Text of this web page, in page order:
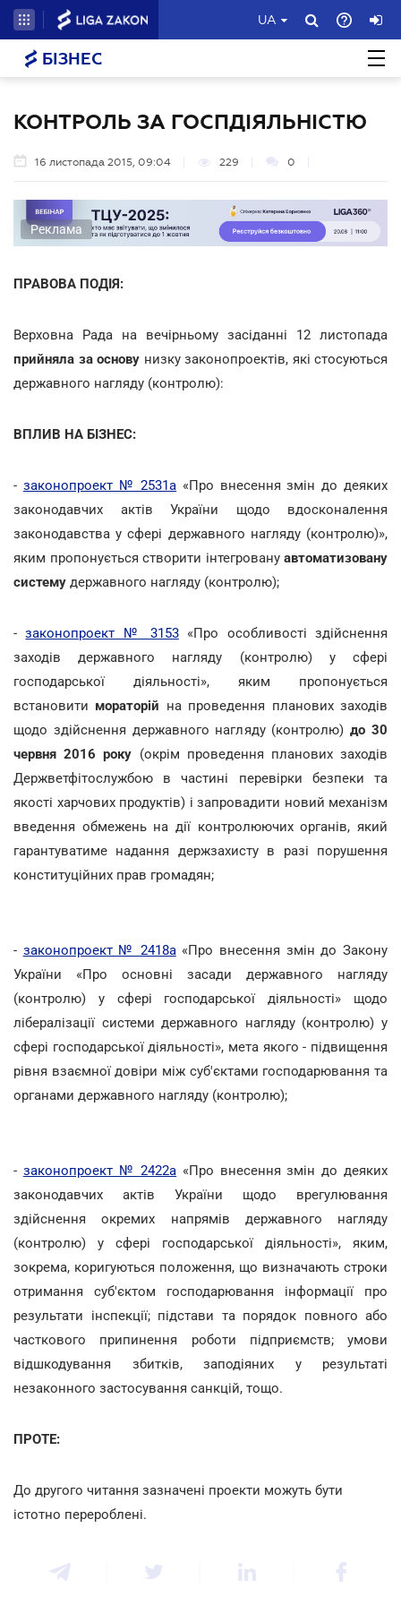
UA
БІЗНЕС
КОНТРОЛЬ ЗА ГОСПДІЯЛЬНІСТЮ
16 листопада 2015, 09:04 229 0
Реклама
ПРАВОВА ПОДІЯ:
Верховна Рада на вечірньому засіданні 12 листопада
прийняла за основу низку законопроектів, які стосуються
державного нагляду (контролю):
ВПЛИВ НА БІЗНЕС:
- законопроект № 2531а «Про внесення змін до деяких
законодавчих актів України щодо вдосконалення
законодавства у сфері державного нагляду (контролю)»,
яким пропонується створити інтегровану автоматизовану
систему державного нагляду (контролю);
-законопроект № 3153«Про особливості здійснення
заходів державного нагляду (контролю) у сфері
господарської діяльності», яким пропонується
встановити мораторій на проведення планових заходів
щодо здійснення державного нагляду (контролю) до 30
червня 2016 року (окрім проведення планових заходів
Держветфітослужбою в частині перевірки безпеки та
якості харчових продуктів) і запровадити новий механізм
введення обмежень на дії контролюючих органів, який
гарантуватиме надання держзахисту в разі порушення
конституційних прав громадян;
- законопроект № 2418а«Про внесення змін до Закону
України «Про основні засади державного нагляду
(контролю) у сфері господарської діяльності» щодо
лібералізації системи державного нагляду (контролю) у
сфері господарської діяльності», мета якого - підвищення
рівня взаємної довіри між суб'єктами господарювання та
органами державного нагляду (контролю);
- законопроект № 2422а «Про внесення змін до деяких
законодавчих актів України щодо врегулювання
здійснення окремих напрямів державного нагляду
(контролю) у сфері господарської діяльності», яким,
зокрема, коригуються положення, що визначають строки
отримання суб'єктом господарювання інформації про
результати інспекції; підстави та порядок повного або
часткового припинення роботи підприємств; умови
відшкодування збитків, заподіяних у результаті
незаконного застосування санкцій, тощо.
ПРОТЕ:
До другого читання зазначені проекти можуть бути
істотно перероблені.